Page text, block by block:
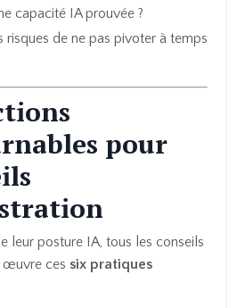
capacité IA prouvée ?
risques de ne pas pivoter à temps
pour
leur posture IA, tous les conseils
œuvre ces six pratiques